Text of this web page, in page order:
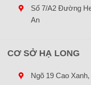
Số 7/A2 Đường
An
CƠ SỞ HẠ LONG
Ngõ 19 Cao